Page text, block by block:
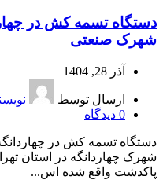
شهرک صنعتی
آذر 28, 1404
ارسال توسط
0 دیدگاه
دستگاه تسمه کش در
شهرک چهاردانگه در استان
پاکدشت واقع شده اس...